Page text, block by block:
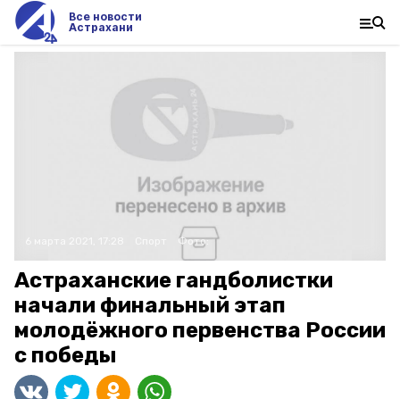
Все новости
Астрахани
Фото:
Астраханские гандболистки
начали финальный этап
молодёжного первенства России
с победы